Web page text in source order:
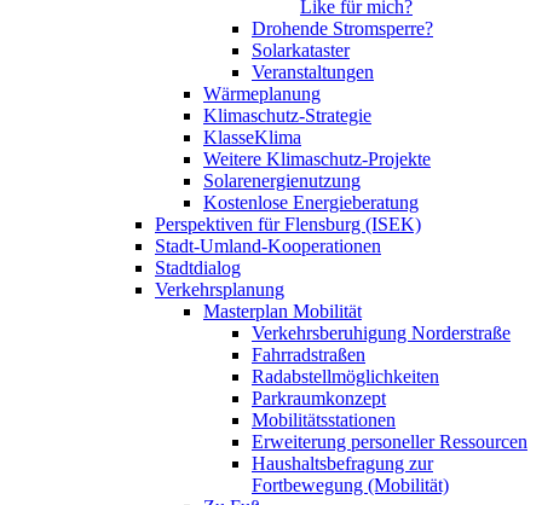
Like für mich?
Drohende Stromsperre?
Solarkataster
Veranstaltungen
Wärmeplanung
Klimaschutz-Strategie
KlasseKlima
Weitere Klimaschutz-Projekte
Solarenergienutzung
Kostenlose Energieberatung
Perspektiven für Flensburg (ISEK)
Stadt-Umland-Kooperationen
Stadtdialog
Verkehrsplanung
Masterplan Mobilität
Verkehrsberuhigung Norderstraße
Fahrradstraßen
Radabstellmöglichkeiten
Parkraumkonzept
Mobilitätsstationen
Erweiterung personeller Ressourcen
Haushaltsbefragung zur
Fortbewegung (Mobilität)